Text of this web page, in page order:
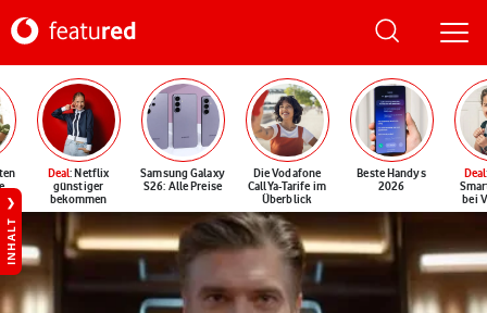
Deal: Netflix
günstiger
bekommen
Samsung Galaxy
S26: Alle Preise
Die Vodafone
CallYa-Tarife im
Überblick
Beste Handys
2026
Deal
bei
INHALT